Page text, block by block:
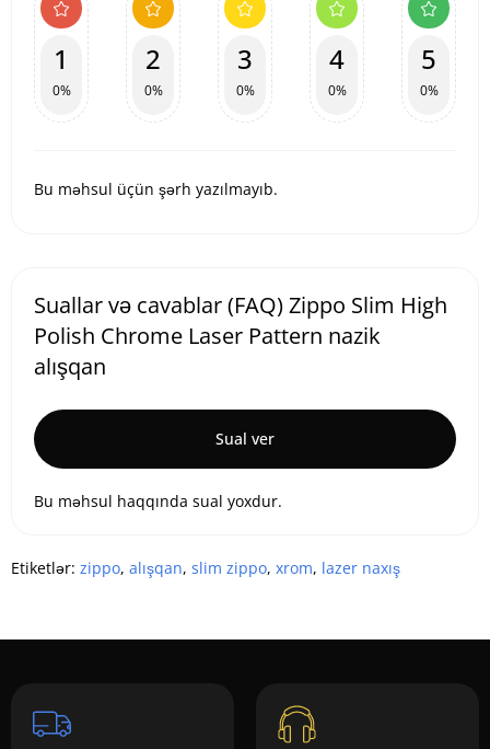
1
0%
2
0%
3
0%
4
0%
5
0%
Bu məhsul üçün şərh yazılmayıb.
Suallar və cavablar (FAQ) Zippo Slim High
Polish Chrome Laser Pattern nazik
alışqan
Sual ver
Bu məhsul haqqında sual yoxdur.
Etiketlər: zippo, alışqan, slim zippo, xrom, lazer naxış